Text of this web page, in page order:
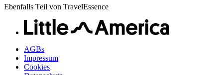
Ebenfalls Teil von TravelEssence
AGBs
Impressum
Cookies